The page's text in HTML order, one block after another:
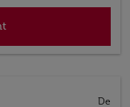
De